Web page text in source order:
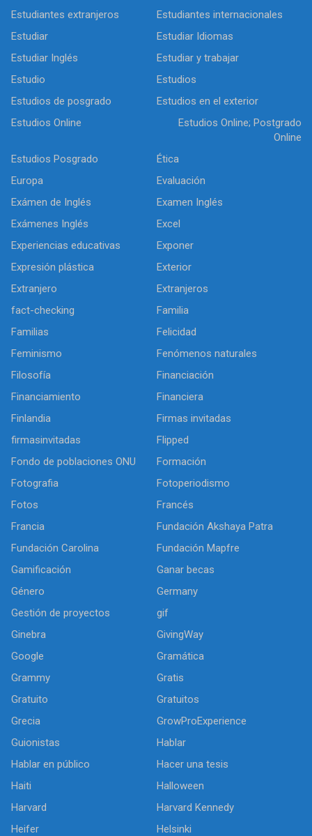
Estudiantes extranjeros
Estudiantes internacionales
Estudiar
Estudiar Idiomas
Estudiar Inglés
Estudiar y trabajar
Estudio
Estudios
Estudios de posgrado
Estudios en el exterior
Estudios Online
Estudios Online; Postgrado
Online
Estudios Posgrado
Ética
Europa
Evaluación
Exámen de Inglés
Examen Inglés
Exámenes Inglés
Excel
Experiencias educativas
Exponer
Expresión plástica
Exterior
Extranjero
Extranjeros
fact-checking
Familia
Familias
Felicidad
Feminismo
Fenómenos naturales
Filosofía
Financiación
Financiamiento
Financiera
Finlandia
Firmas invitadas
firmasinvitadas
Flipped
Fondo de poblaciones ONU
Formación
Fotografia
Fotoperiodismo
Fotos
Francés
Francia
Fundación Akshaya Patra
Fundación Carolina
Fundación Mapfre
Gamificación
Ganar becas
Género
Germany
Gestión de proyectos
gif
Ginebra
GivingWay
Google
Gramática
Grammy
Gratis
Gratuito
Gratuitos
Grecia
GrowProExperience
Guionistas
Hablar
Hablar en público
Hacer una tesis
Haiti
Halloween
Harvard
Harvard Kennedy
Heifer
Helsinki